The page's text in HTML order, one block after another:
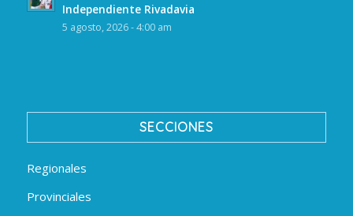
Independiente Rivadavia
5 agosto, 2026 - 4:00 am
SECCIONES
Regionales
Provinciales